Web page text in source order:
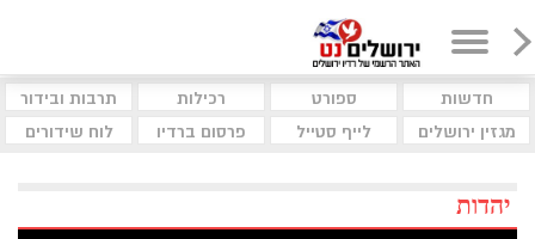
חדשות ספורט רכילות
תרבות ובידור
מגזין ירושלים
לייף סטייל פרסום ברדיו לוח שידורים
יהדות